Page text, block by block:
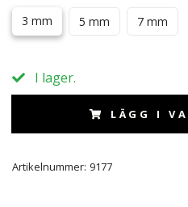
3 mm 5 mm 7 mm
I lager.
LÄGG I
Artikelnummer: 9177